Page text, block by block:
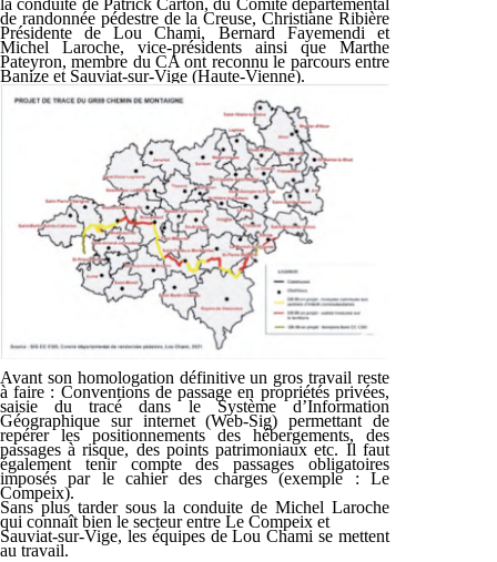
la conduite de Patrick Carton, du Comité départemental
de randonnée pédestre de la Creuse, Christiane Ribière
Présidente de Lou Chami, Bernard Fayemendi et
Michel Laroche, vice-présidents ainsi que Marthe
Pateyron, membre du CA ont reconnu le parcours entre
Banize et Sauviat-sur-Vige (Haute-Vienne).
Avant son homologation définitive un gros travail reste
à faire : Conventions de passage en propriétés privées,
saisie du tracé dans le Système d’Information
Géographique sur internet (Web-Sig) permettant de
repérer les positionnements des hébergements, des
passages à risque, des points patrimoniaux etc. Il faut
également tenir compte des passages obligatoires
imposés par le cahier des charges (exemple : Le
Compeix).
Sans plus tarder sous la conduite de Michel Laroche
qui connaît bien le secteur entre Le Compeix et
Sauviat-sur-Vige, les équipes de Lou Chami se mettent
au travail.